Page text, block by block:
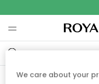
We care about your